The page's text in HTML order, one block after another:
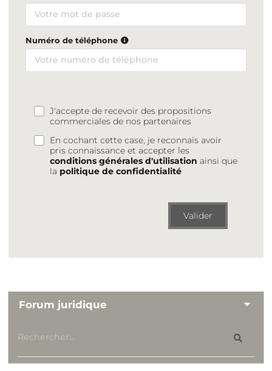
Numéro de téléphone
J'accepte de recevoir des propositions
commerciales de nos partenaires
En cochant cette case, je reconnais avoir
pris connaissance et accepter les
conditions générales d'utilisation ainsi que
la politique de confidentialité
Valider
Forum juridique